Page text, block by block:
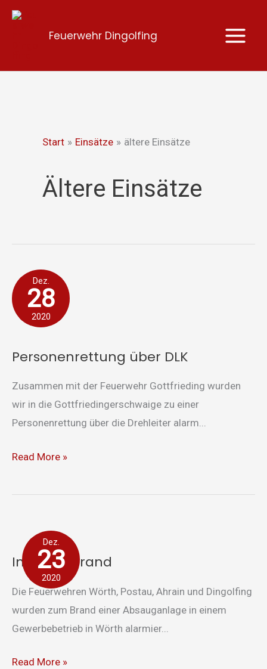
Zum
Feuerwehr Dingolfing
Start Einsätze ältere Einsätze
Ältere Einsätze
Dez.
28
2020
Personenrettung über DLK
Zusammen mit der Feuerwehr Gottfrieding wurden
wir in die Gottfriedingerschwaige zu einer
Personenrettung über die Drehleiter alarm...
Personenrettung
über
DLK
Read More »
Dez.
23
2020
Industriebrand
Die Feuerwehren Wörth, Postau, Ahrain und Dingolfing
wurden zum Brand einer Absauganlage in einem
Gewerbebetrieb in Wörth alarmier...
Industriebrand
Read More »